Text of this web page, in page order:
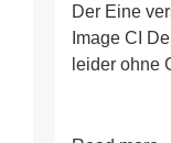
und
Der Eine
Image CI
leider ohne